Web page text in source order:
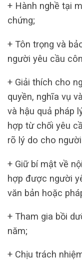
+ Hành nghề tại
chứng;
+ Tôn trọng và
người yêu cầu
+ Giải thích cho
quyền, nghĩa vụ
và hậu quả pháp
hợp từ chối yêu
rõ lý do cho
+ Giữ bí mật về
hợp được người
văn bản hoặc
+ Tham gia bồi
năm;
+ Chịu trách